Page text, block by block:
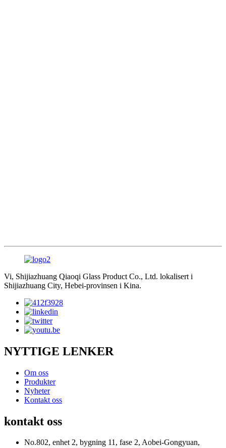
Vi, Shijiazhuang Qiaoqi Glass Product Co., Ltd. lokalisert i
Shijiazhuang City, Hebei-provinsen i Kina.
NYTTIGE LENKER
Om oss
Produkter
Nyheter
Kontakt oss
kontakt oss
No.802, enhet 2, bygning 11, fase 2, Aobei-Gongyuan,